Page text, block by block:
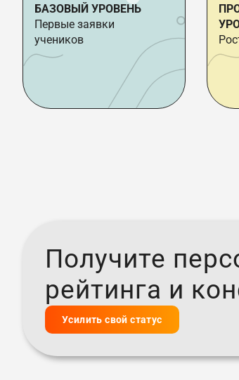
БАЗОВЫЙ УРОВЕНЬ
Первые заявки
учеников
Получите
рейтинга и
Усилить свой статус